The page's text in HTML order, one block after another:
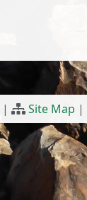
| Site Map |